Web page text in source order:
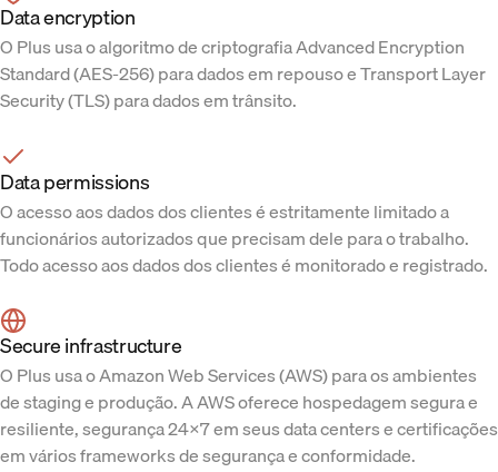
Data encryption
O Plus usa o algoritmo de criptografia Advanced Encryption
Standard (AES-256) para dados em repouso e Transport Layer
Security (TLS) para dados em trânsito.
Data permissions
O acesso aos dados dos clientes é estritamente limitado a
funcionários autorizados que precisam dele para o trabalho.
Todo acesso aos dados dos clientes é monitorado e registrado.
Secure infrastructure
O Plus usa o Amazon Web Services (AWS) para os ambientes
de staging e produção. A AWS oferece hospedagem segura e
resiliente, segurança 24x7 em seus data centers e certificações
em vários frameworks de segurança e conformidade.